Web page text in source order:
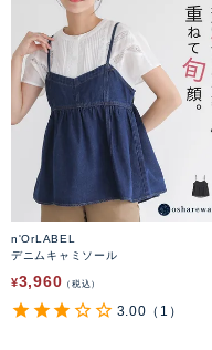
n'OrLABEL
デニムキャミソール
¥3,960 税込
3.00 （1）